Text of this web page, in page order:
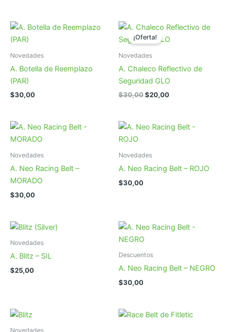
Novedades
A. Botella de Reemplazo
(PAR)
$30,00
¡Oferta!
Novedades
A. Chaleco Reflectivo de
Seguridad GLO
$30,00El
$30,00.
$20,00El
$20,00.
Novedades
A. Neo Racing Belt –
MORADO
$30,00
Novedades
A. Neo Racing Belt – ROJO
$30,00
Novedades
A. Blitz – SIL
$25,00
Descuentos
A. Neo Racing Belt – NEGRO
$30,00
Novedades